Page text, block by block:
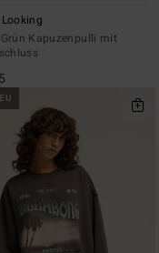
Kapuzenpulli mit